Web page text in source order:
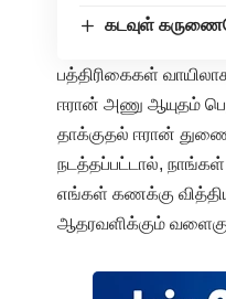
கடவுள்
பத்திரிகைகள்
ஈரான் அணு ஆயுதம்
தாக்குதல் ஈரான்
நடத்தப்பட்டால், நாங்கள்
எங்கள் கணக்கு
ஆதரவளிக்கும்